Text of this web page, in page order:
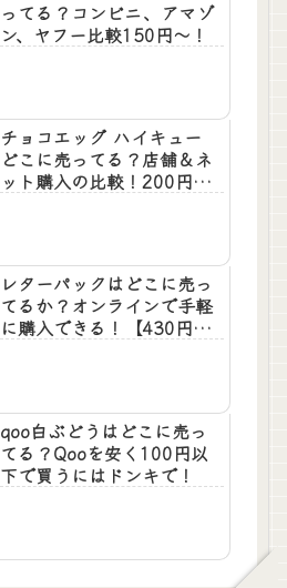
ってる？コンビニ、アマゾ
ン、ヤフー比較150円～！
チョコエッグ ハイキュー
どこに売ってる？店舗＆ネ
ット購入の比較！200円か
レターパックはどこに売っ
てるか？オンラインで手軽
に購入できる！【430円
qoo白ぶどうはどこに売っ
てる？Qooを安く100円以
下で買うにはドンキで！